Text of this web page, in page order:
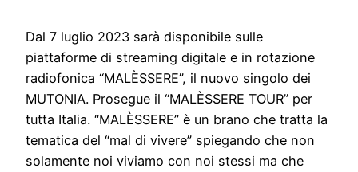
Dal 7 luglio 2023 sarà disponibile sulle
piattaforme di streaming digitale e in rotazione
radiofonica “MALÈSSERE”, il nuovo singolo dei
MUTONIA. Prosegue il “MALÈSSERE TOUR” per
tutta Italia. “MALÈSSERE” è un brano che tratta la
tematica del “mal di vivere” spiegando che non
solamente noi viviamo con noi stessi ma che